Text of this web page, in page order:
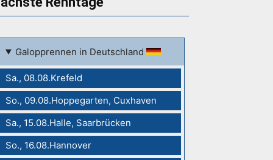
Galopprennen in Deutschland
Sa., 08.08.Krefeld
So., 09.08.Hoppegarten, Cuxhaven
Sa., 15.08.Halle, Saarbrücken
So., 16.08.Hannover